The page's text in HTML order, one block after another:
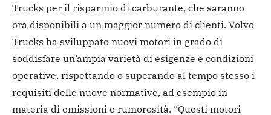
Trucks per il risparmio di carburante, che saranno
ora disponibili a un maggior numero di clienti. Volvo
Trucks ha sviluppato nuovi motori in grado di
soddisfare un’ampia varietà di esigenze e condizioni
operative, rispettando o superando al tempo stesso i
requisiti delle nuove normative, ad esempio in
materia di emissioni e rumorosità. “Questi motori